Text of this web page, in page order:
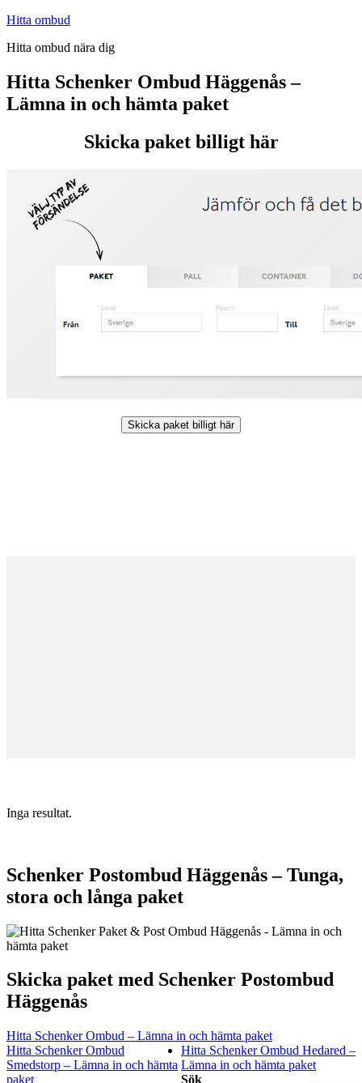
Hoppa
innehåll
Hitta ombud
Hitta ombud nära dig
Hitta Schenker Ombud Häggenås –
Lämna in och hämta paket
Skicka paket billigt här
Skicka paket billigt här
Inga resultat.
Schenker Postombud Häggenås – Tunga,
stora och långa paket
Skicka paket med Schenker Postombud
Häggenås
Hitta Schenker Ombud – Lämna in och hämta paket
Hitta Schenker Ombud
Smedstorp – Lämna in och hämta
paket
Hitta Schenker Ombud Hedared –
Lämna in och hämta paket
Sök